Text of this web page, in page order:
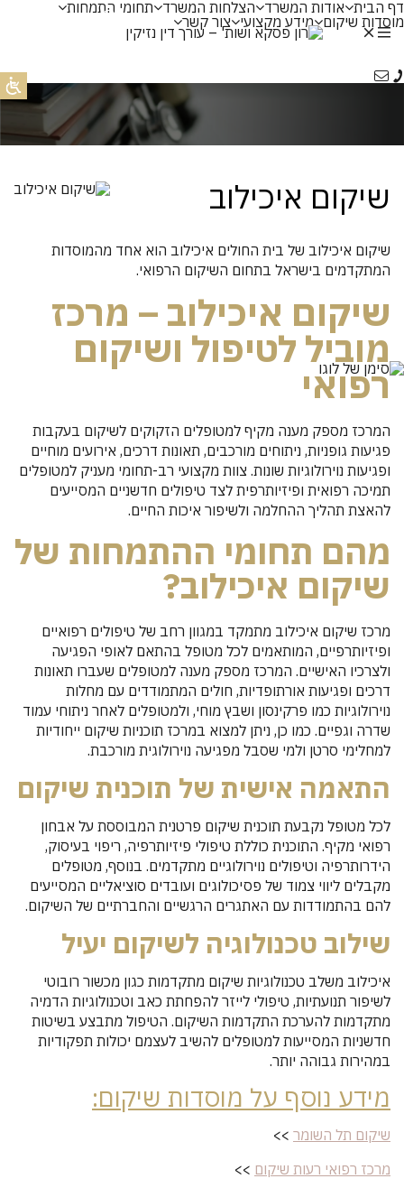
דף הבית אודות המשרד הצלחות המשרד תחומי התמחות
מוסדות שיקום מידע מקצועי צור קשר
שיקום איכילוב
שיקום איכילוב של בית החולים איכילוב הוא אחד מהמוסדות
המתקדמים בישראל בתחום השיקום הרפואי.
שיקום איכילוב – מרכז
מוביל לטיפול ושיקום
רפואי
המרכז מספק מענה מקיף למטופלים הזקוקים לשיקום בעקבות
פגיעות גופניות, ניתוחים מורכבים, תאונות דרכים, אירועים מוחיים
ופגיעות נוירולוגיות שונות. צוות מקצועי רב-תחומי מעניק למטופלים
תמיכה רפואית ופיזיותרפית לצד טיפולים חדשניים המסייעים
להאצת תהליך ההחלמה ולשיפור איכות החיים.
מהם תחומי ההתמחות של
שיקום איכילוב?
מרכז שיקום איכילוב מתמקד במגוון רחב של טיפולים רפואיים
ופיזיותרפיים, המותאמים לכל מטופל בהתאם לאופי הפגיעה
ולצרכיו האישיים. המרכז מספק מענה למטופלים שעברו תאונות
דרכים ופגיעות אורתופדיות, חולים המתמודדים עם מחלות
נוירולוגיות כמו פרקינסון ושבץ מוחי, ולמטופלים לאחר ניתוחי עמוד
שדרה וגפיים. כמו כן, ניתן למצוא במרכז תוכניות שיקום ייחודיות
למחלימי סרטן ולמי שסבל מפגיעה נוירולוגית מורכבת.
התאמה אישית של תוכנית שיקום
לכל מטופל נקבעת תוכנית שיקום פרטנית המבוססת על אבחון
רפואי מקיף. התוכנית כוללת טיפולי פיזיותרפיה, ריפוי בעיסוק,
הידרותרפיה וטיפולים נוירולוגיים מתקדמים. בנוסף, מטופלים
מקבלים ליווי צמוד של פסיכולוגים ועובדים סוציאליים המסייעים
להם בהתמודדות עם האתגרים הרגשיים והחברתיים של השיקום.
שילוב טכנולוגיה לשיקום יעיל
איכילוב משלב טכנולוגיות שיקום מתקדמות כגון מכשור רובוטי
לשיפור תנועתיות, טיפולי לייזר להפחתת כאב וטכנולוגיות הדמיה
מתקדמות להערכת התקדמות השיקום. הטיפול מתבצע בשיטות
חדשניות המסייעות למטופלים להשיב לעצמם יכולות תפקודיות
במהירות גבוהה יותר.
מידע נוסף על מוסדות שיקום:
שיקום תל השומר >>
מרכז רפואי רעות שיקום >>